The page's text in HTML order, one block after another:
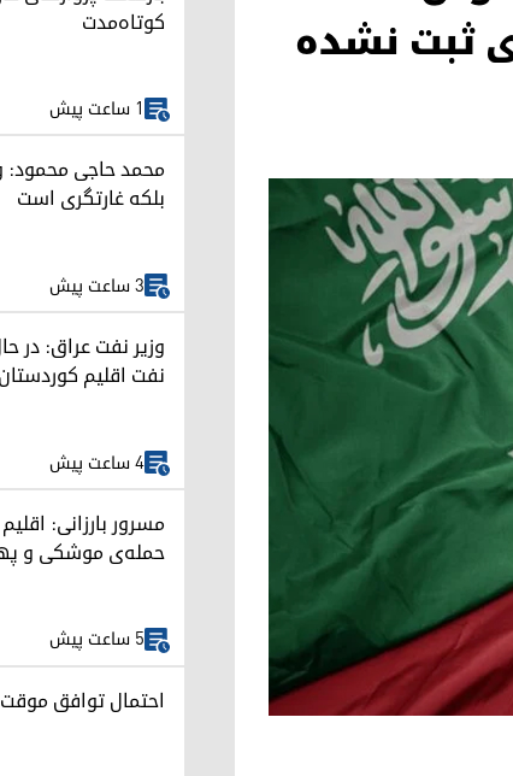
ثبت نشده کوتاه‌مدت
1 ساعت پیش
محمد حاجی محمود:
بلکه غارتگری است
3 ساعت پیش
وزیر نفت عراق: در
نفت اقلیم
4 ساعت پیش
حمله‌ی موشکی و
5 ساعت پیش
احتمال توافق